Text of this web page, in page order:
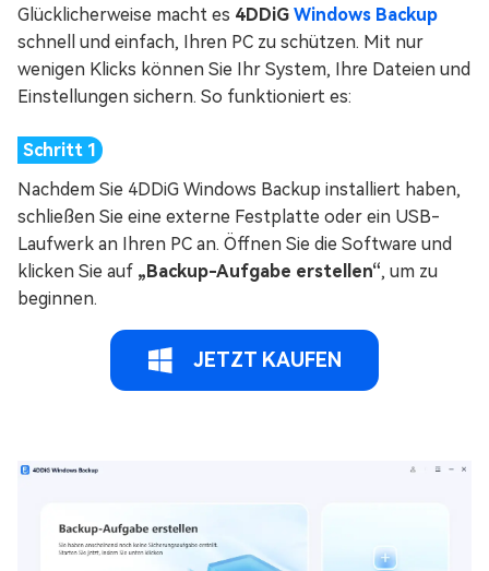
Glücklicherweise macht es 4DDiG Windows Backup
schnell und einfach, Ihren PC zu schützen. Mit nur
wenigen Klicks können Sie Ihr System, Ihre Dateien und
Einstellungen sichern. So funktioniert es:
Nachdem Sie 4DDiG Windows Backup installiert haben,
schließen Sie eine externe Festplatte oder ein USB-
Laufwerk an Ihren PC an. Öffnen Sie die Software und
klicken Sie auf „Backup-Aufgabe erstellen“, um zu
beginnen.
JETZT KAUFEN